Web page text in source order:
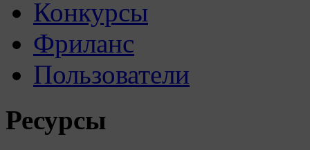
Конкурсы
Фриланс
Пользователи
Ресурсы